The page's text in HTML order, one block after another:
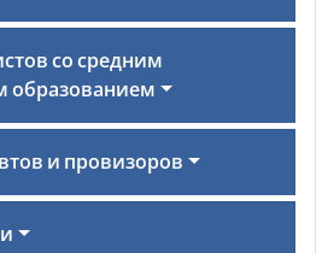
со средним
образованием
и провизоров